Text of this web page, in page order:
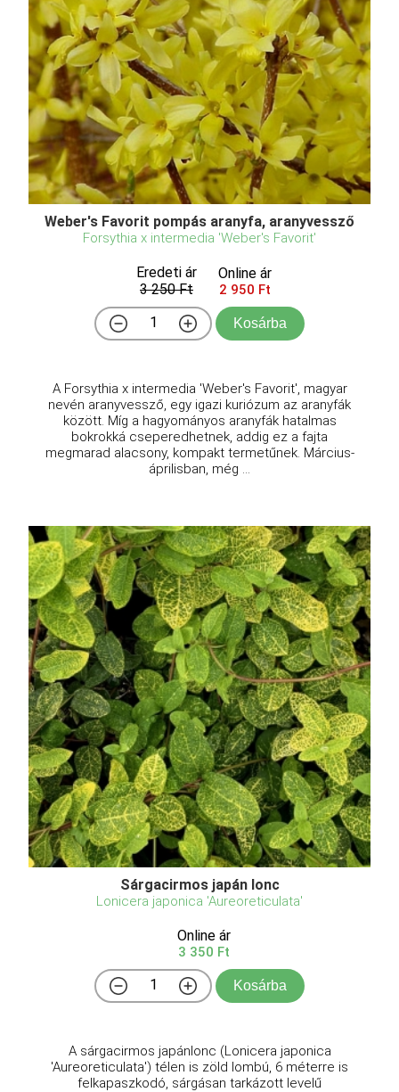
Weber's Favorit pompás aranyfa, aranyvessző
Forsythia x intermedia 'Weber's Favorit'
Eredeti ár
3 250 Ft
Online ár
2 950 Ft
Kosárba
A Forsythia x intermedia 'Weber's Favorit', magyar
nevén aranyvessző, egy igazi kuriózum az aranyfák
között. Míg a hagyományos aranyfák hatalmas
bokrokká cseperedhetnek, addig ez a fajta
megmarad alacsony, kompakt termetűnek. Március-
áprilisban, még ...
Sárgacirmos japán lonc
Lonicera japonica 'Aureoreticulata'
Online ár
3 350 Ft
Kosárba
A sárgacirmos japánlonc (Lonicera japonica
'Aureoreticulata') télen is zöld lombú, 6 méterre is
felkapaszkodó, sárgásan tarkázott levelű